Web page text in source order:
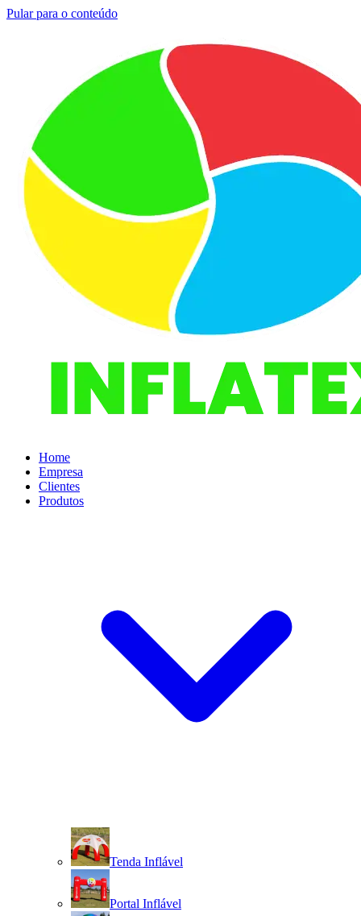
Pular para o conteúdo
Home
Empresa
Clientes
Produtos
Tenda Inflável
Portal Inflável